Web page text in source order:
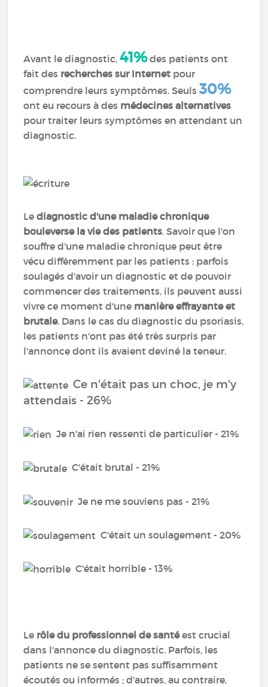
Avant le diagnostic,41%des patients ont
fait des recherches sur Internet pour
comprendre leurs symptômes. Seuls30%
ont eu recours à des médecines alternatives
pour traiter leurs symptômes en attendant un
diagnostic.
Lediagnostic d'une maladie chronique
bouleverse la vie des patients. Savoir que l'on
souffre d'une maladie chronique peut être
vécu différemment par les patients : parfois
soulagés d'avoir un diagnostic et de pouvoir
commencer des traitements, ils peuvent aussi
vivre ce moment d'une manière effrayante et
brutale. Dans le cas du diagnostic du psoriasis,
les patients n'ont pas été très surpris par
l'annonce dont ils avaient deviné la teneur.
Ce n'était pas un choc, je m'y
attendais - 26%
Je n'ai rien ressenti de particulier - 21%
C'était brutal - 21%
Je ne me souviens pas - 21%
C'était un soulagement - 20%
C'était horrible - 13%
Le rôle du professionnel de santéest crucial
dans l'annonce du diagnostic. Parfois, les
patients ne se sentent pas suffisamment
écoutés ou informés ; d'autres, au contraire,